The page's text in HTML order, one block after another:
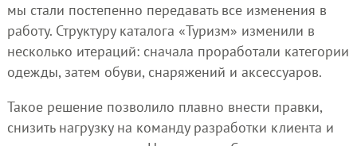
мы стали постепенно передавать все изменения в
работу. Структуру каталога «Туризм» изменили в
несколько итераций: сначала проработали категории
одежды, затем обуви, снаряжений и аксессуаров.
Такое решение позволило плавно внести правки,
снизить нагрузку на команду разработки клиента и